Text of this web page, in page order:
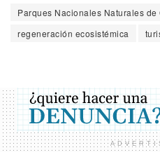
Parques Nacionales Naturales de
regeneración ecosistémica